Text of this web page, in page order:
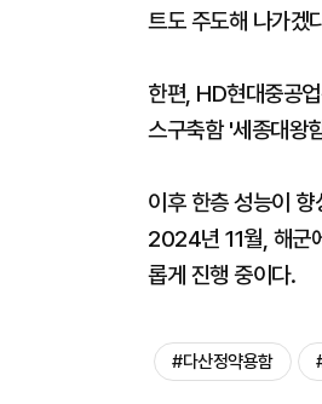
트도 주도해 나가겠
한편, HD현대중공
스구축함 '세종대왕
이후 한층 성능이
2024년 11월, 해군
롭게 진행 중이다.
#다산정약용함